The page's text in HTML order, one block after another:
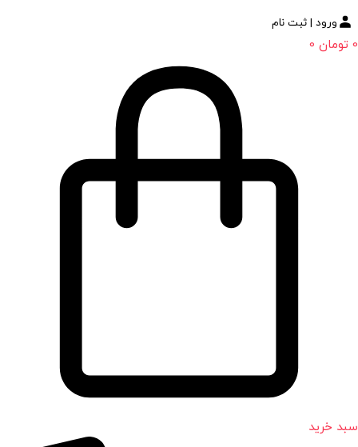
ورود | ثبت نام
0 تومان 0
سبد خرید